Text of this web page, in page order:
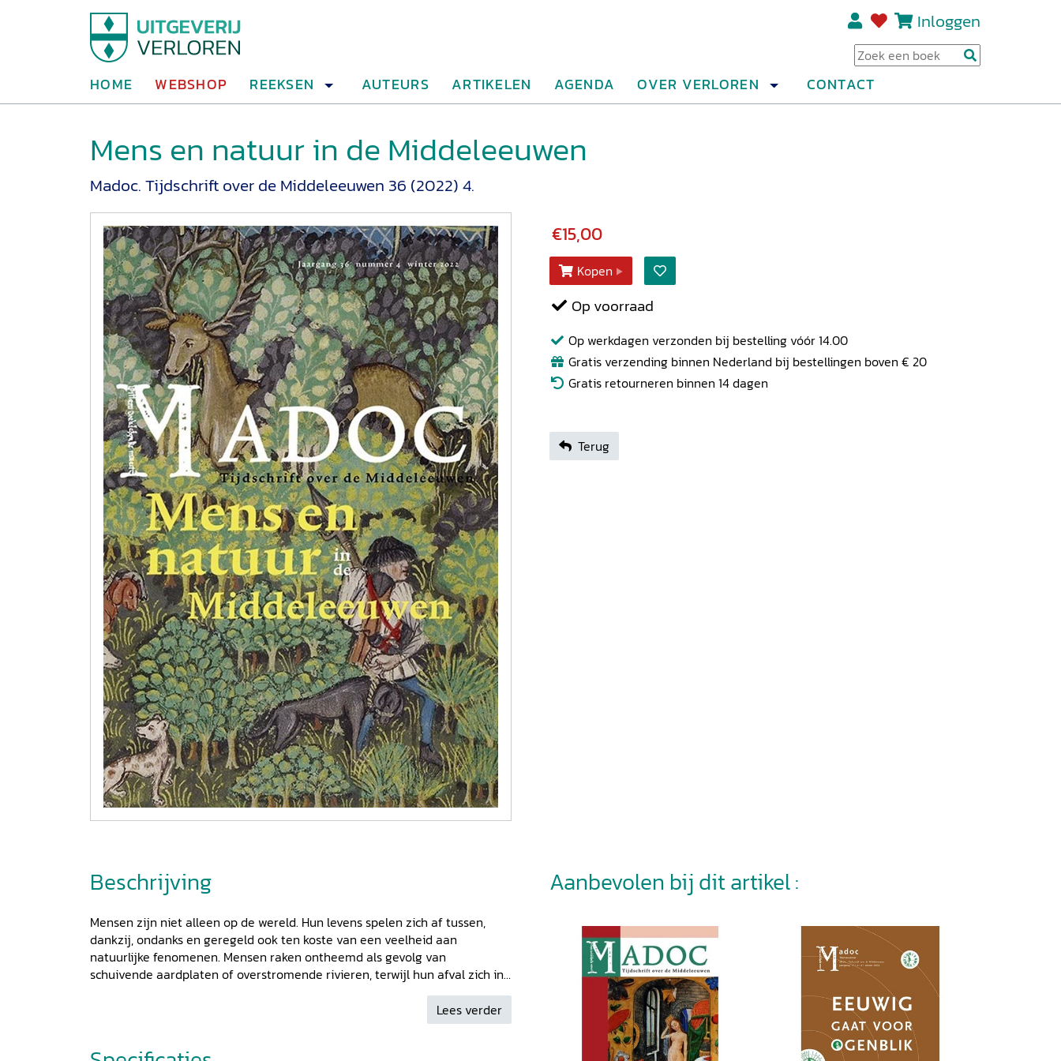
Inloggen
HOME WEBSHOP REEKSEN AUTEURS ARTIKELEN AGENDA OVER VERLOREN CONTACT
Mens en natuur in de Middeleeuwen
Madoc. Tijdschrift over de Middeleeuwen 36 (2022) 4.
€15,00
Kopen
Op voorraad
Op werkdagen verzonden bij bestelling vóór 14.00
Gratis verzending binnen Nederland bij bestellingen boven € 20
Gratis retourneren binnen 14 dagen
Terug
Beschrijving
Mensen zijn niet alleen op de wereld. Hun levens spelen zich af tussen,
dankzij, ondanks en geregeld ook ten koste van een veelheid aan
natuurlijke fenomenen. Mensen raken ontheemd als gevolg van
schuivende aardplaten of overstromende rivieren, terwijl hun afval zich in
de wereldzeeën ophoopt. Sommige dieren en planten vormen een
belangrijke, zo niet essentiële menselijke voedingsbron, terwijl andere als
plaag worden uitgebannen. Leek een strikte scheiding tussen ‘mens’ en
Lees verder
Aanbevolen bij dit artikel :